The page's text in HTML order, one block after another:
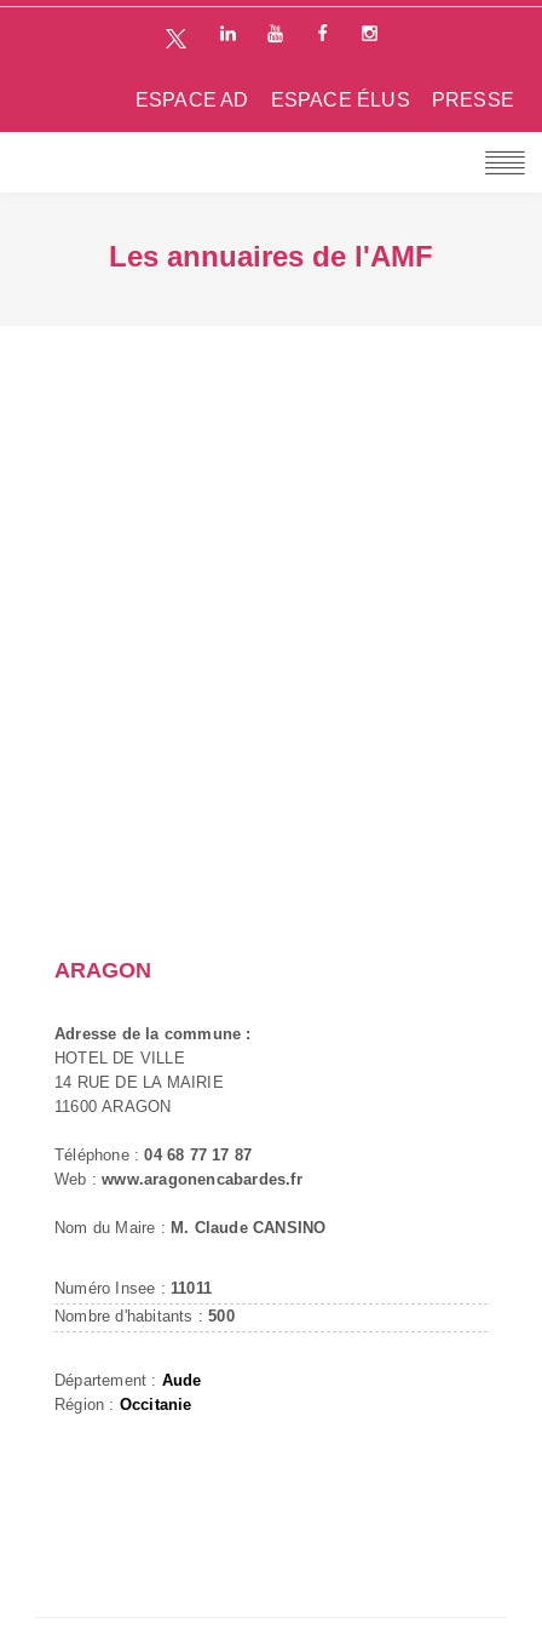
PRESSE
ESPACE ÉLUS
ESPACE AD
Les annuaires de l'AMF
ARAGON
Adresse de la commune :
HOTEL DE VILLE
14 RUE DE LA MAIRIE
11600 ARAGON
Téléphone :04 68 77 17 87
Web :www.aragonencabardes.fr
Nom du Maire : M. Claude CANSINO
Numéro Insee : 11011
Nombre d'habitants :500
Département : Aude
Région : Occitanie